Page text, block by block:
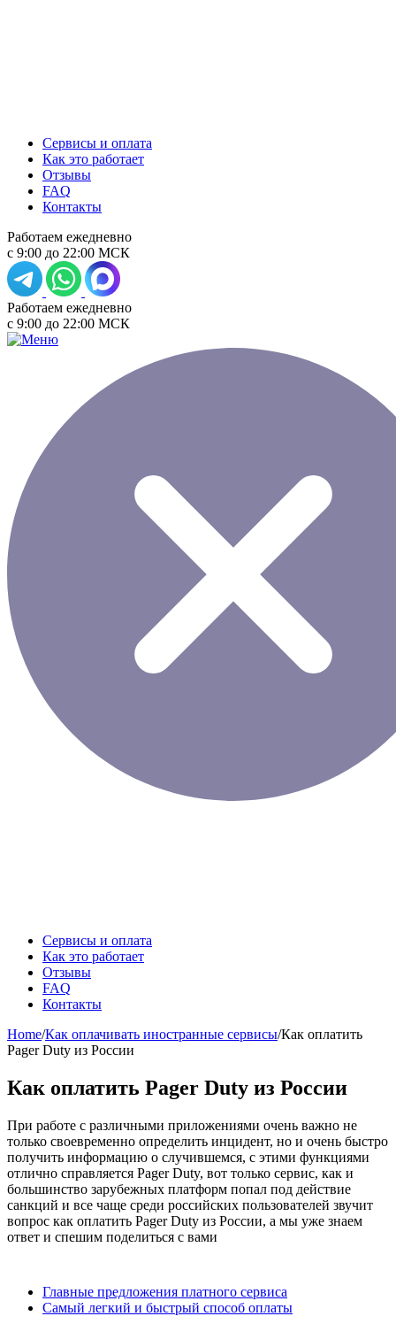
Сервисы и оплата
Как это работает
Отзывы
FAQ
Контакты
Работаем ежедневно
с 9:00 до 22:00 МСК
Работаем ежедневно
с 9:00 до 22:00 МСК
Сервисы и оплата
Как это работает
Отзывы
FAQ
Контакты
Home/Как оплачивать иностранные сервисы/Как оплатить
Pager Duty из России
Как оплатить Pager Duty из России
При работе с различными приложениями очень важно не
только своевременно определить инцидент, но и очень быстро
получить информацию о случившемся, с этими функциями
отлично справляется Pager Duty, вот только сервис, как и
большинство зарубежных платформ попал под действие
санкций и все чаще среди российских пользователей звучит
вопрос как оплатить Pager Duty из России, а мы уже знаем
ответ и спешим поделиться с вами
Главные предложения платного сервиса
Самый легкий и быстрый способ оплаты